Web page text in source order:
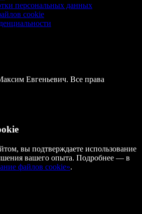
персональных данных
cookie
Евгеньевич. Все права
вы подтверждаете использование
вашего опыта. Подробнее — в
файлов cookie».